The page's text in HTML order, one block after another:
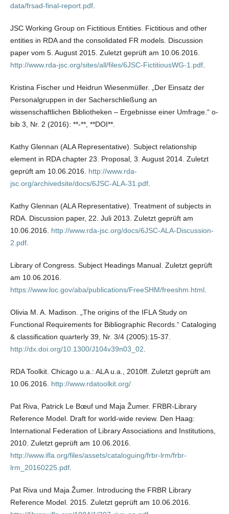
data/frsad-final-report.pdf.
JSC Working Group on Fictitious Entities. Fictitious and other
entities in RDA and the consolidated FR models. Discussion
paper vom 5. August 2015. Zuletzt geprüft am 10.06.2016.
http://www.rda-jsc.org/sites/all/files/6JSC-FictitiousWG-1.pdf.
Kristina Fischer und Heidrun Wiesenmüller. „Der Einsatz der
Personalgruppen in der Sacherschließung an
wissenschaftlichen Bibliotheken – Ergebnisse einer Umfrage.“ o-
bib 3, Nr. 2 (2016): **-**, **DOI**.
Kathy Glennan (ALA Representative). Subject relationship
element in RDA chapter 23. Proposal, 3. August 2014. Zuletzt
geprüft am 10.06.2016. http://www.rda-
jsc.org/archivedsite/docs/6JSC-ALA-31.pdf.
Kathy Glennan (ALA Representative). Treatment of subjects in
RDA. Discussion paper, 22. Juli 2013. Zuletzt geprüft am
10.06.2016. http://www.rda-jsc.org/docs/6JSC-ALA-Discussion-
2.pdf.
Library of Congress. Subject Headings Manual. Zuletzt geprüft
am 10.06.2016.
https://www.loc.gov/aba/publications/FreeSHM/freeshm.html.
Olivia M. A. Madison. „The origins of the IFLA Study on
Functional Requirements for Bibliographic Records.“ Cataloging
& classification quarterly 39, Nr. 3/4 (2005):15-37.
http://dx.doi.org/10.1300/J104v39n03_02
RDA Toolkit. Chicago u.a.: ALA u.a., 2010ff. Zuletzt geprüft am
10.06.2016. http://www.rdatoolkit.org/
Pat Riva, Patrick Le Bœuf und Maja Žumer. FRBR-Library
Reference Model. Draft for world-wide review. Den Haag:
International Federation of Library Associations and Institutions,
2010. Zuletzt geprüft am 10.06.2016.
http://www.ifla.org/files/assets/cataloguing/frbr-lrm/frbr-
lrm_20160225.pdf.
Pat Riva und Maja Žumer. Introducing the FRBR Library
Reference Model. 2015. Zuletzt geprüft am 10.06.2016.